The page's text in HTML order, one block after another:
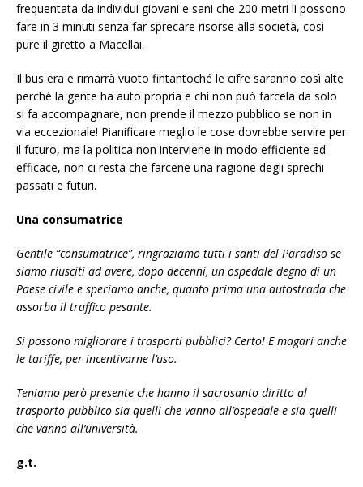
frequentata da individui giovani e sani che 200 metri li possono
fare in 3 minuti senza far sprecare risorse alla società, così
pure il giretto a Macellai.
Il bus era e rimarrà vuoto fintantoché le cifre saranno così alte
perché la gente ha auto propria e chi non può farcela da solo
si fa accompagnare, non prende il mezzo pubblico se non in
via eccezionale! Pianificare meglio le cose dovrebbe servire per
il futuro, ma la politica non interviene in modo efficiente ed
efficace, non ci resta che farcene una ragione degli sprechi
passati e futuri.
Una consumatrice
Gentile “consumatrice”, ringraziamo tutti i santi del Paradiso se
siamo riusciti ad avere, dopo decenni, un ospedale degno di un
Paese civile e speriamo anche, quanto prima una autostrada che
assorba il traffico pesante.
Si possono migliorare i trasporti pubblici? Certo! E magari anche
le tariffe, per incentivarne l’uso.
Teniamo però presente che hanno il sacrosanto diritto al
trasporto pubblico sia quelli che vanno all’ospedale e sia quelli
che vanno all’università.
g.t.